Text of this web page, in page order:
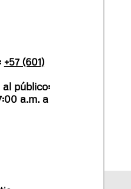
+57 (601)
público:
a.m. a